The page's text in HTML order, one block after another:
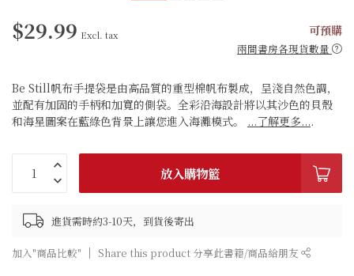
$29.99 Excl. tax 可預購
兩間書房各現貨數量
Be Still帆布手提袋是由高品質的重型棉帆布製成，呈淺自然色調，
並配有加固的手柄和加寬的側袋。全彩沿海設計將以其沙色的貝殼
和海星圖案在藍綠色背景上讓您進入海灘模式。 ...了解更多....
放入購物籃
進貨需時約3-10天，到貨後寄出
加入"商品比較" Share this product 分享此書籍/商品給朋友